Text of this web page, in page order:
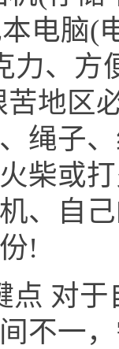
电脑(
力、方
地区
绳子
柴或
、自
!
点 对
不一